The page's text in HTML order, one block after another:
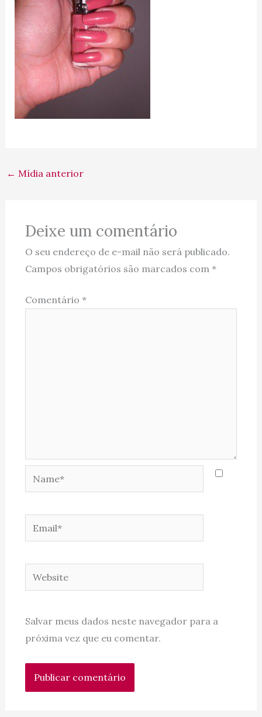
← Mídia anterior
Deixe um comentário
O seu endereço de e-mail não será publicado.
Campos obrigatórios são marcados com *
Comentário *
Name*
Email*
Website
Salvar meus dados neste navegador para a
próxima vez que eu comentar.